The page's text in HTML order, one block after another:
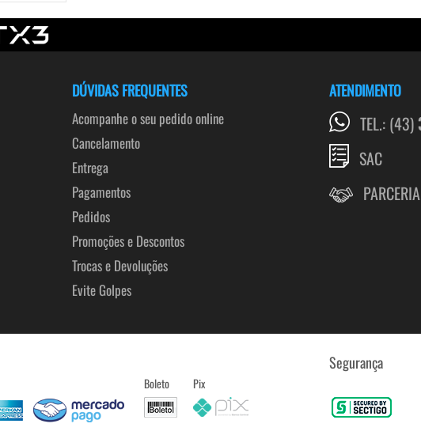
DÚVIDAS FREQUENTES
Acompanhe o seu pedido online
Cancelamento
Entrega
Pagamentos
Pedidos
Promoções e Descontos
Trocas e Devoluções
Evite Golpes
ATENDIMENTO
TEL.: (43)
SAC
PARCERIA
Boleto Pix
Segurança